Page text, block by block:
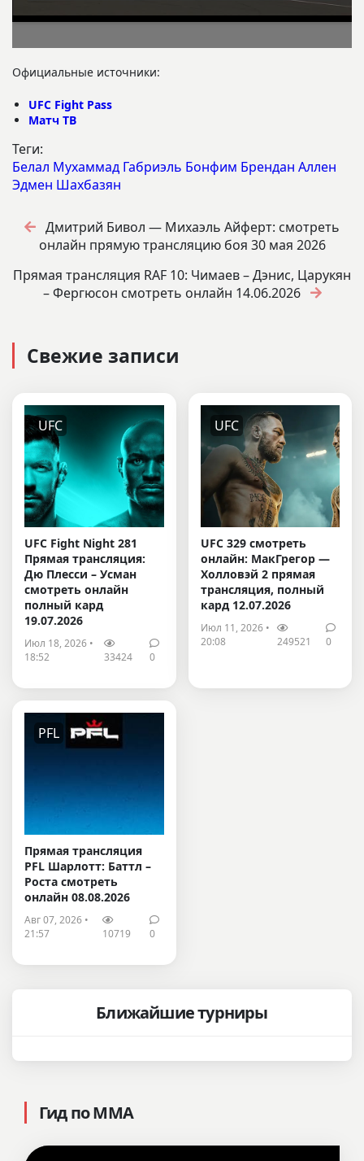
Официальные источники:
UFC Fight Pass
Матч ТВ
Теги:
Белал Мухаммад Габриэль Бонфим Брендан Аллен
Эдмен Шахбазян
Дмитрий Бивол — Михаэль Айферт: смотреть
онлайн прямую трансляцию боя 30 мая 2026
Прямая трансляция RAF 10: Чимаев – Дэнис, Царукян
– Фергюсон смотреть онлайн 14.06.2026
Свежие записи
UFC
UFC Fight Night 281
Прямая трансляция:
Дю Плесси – Усман
смотреть онлайн
полный кард
19.07.2026
Июл 18, 2026 •
18:52
33424 0
UFC
UFC 329 смотреть
онлайн: МакГрегор —
Холловэй 2 прямая
трансляция, полный
кард 12.07.2026
Июл 11, 2026 •
20:08
249521 0
PFL
Прямая трансляция
PFL Шарлотт: Баттл –
Роста смотреть
онлайн 08.08.2026
Авг 07, 2026 •
21:57
10719 0
Ближайшие турниры
Гид по ММА